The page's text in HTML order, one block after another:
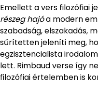
Emellett a vers filozófiai
részeg hajóa modern
szabadság, elszakadás,
sűrítetten jeleníti meg,
egzisztencialista
lett. Rimbaud verse így
filozófiai értelemben is